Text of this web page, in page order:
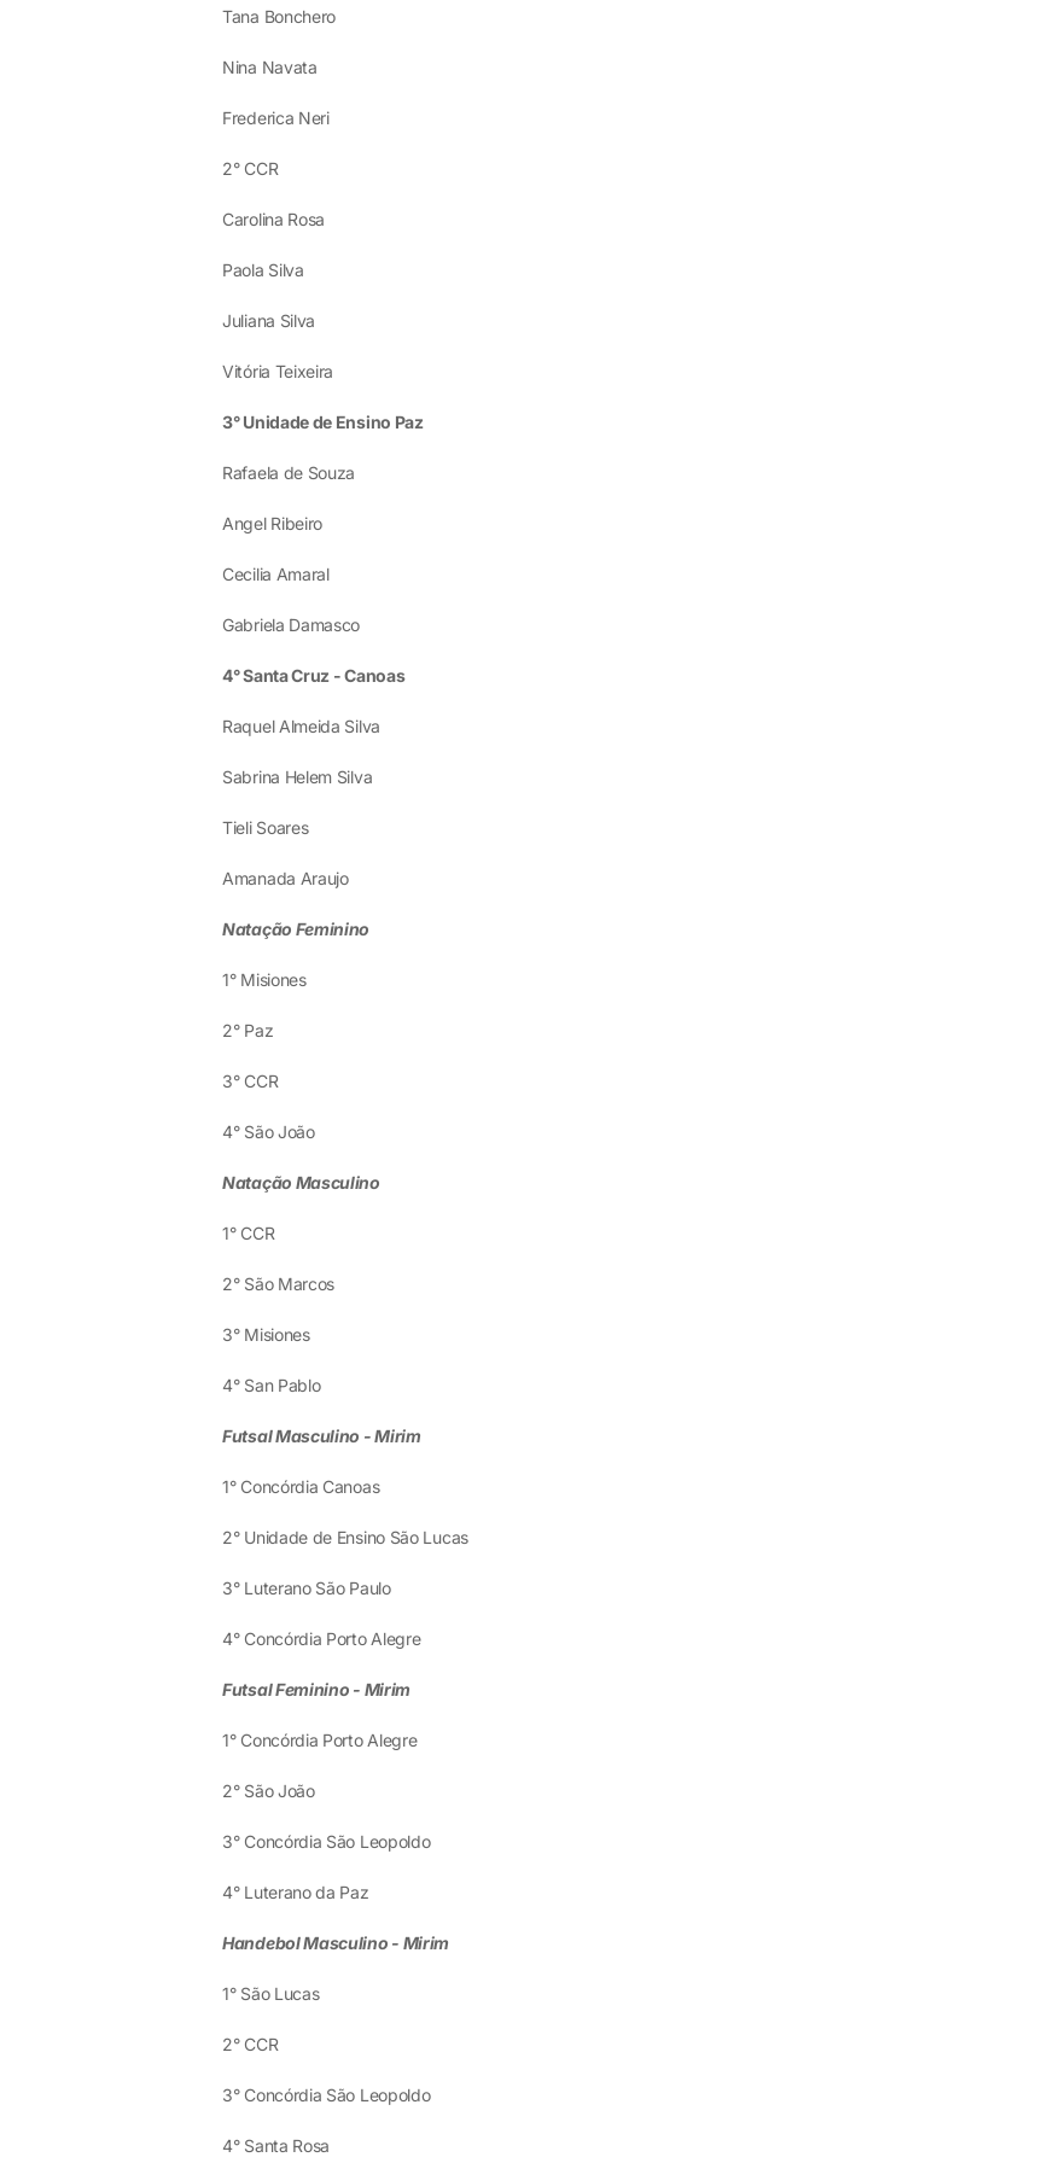
Tana Bonchero
Nina Navata
Frederica Neri
2° CCR
Carolina Rosa
Paola Silva
Juliana Silva
Vitória Teixeira
3° Unidade de Ensino Paz
Rafaela de Souza
Angel Ribeiro
Cecilia Amaral
Gabriela Damasco
4° Santa Cruz - Canoas
Raquel Almeida Silva
Sabrina Helem Silva
Tieli Soares
Amanada Araujo
Natação Feminino
1° Misiones
2° Paz
3° CCR
4° São João
Natação Masculino
1° CCR
2° São Marcos
3° Misiones
4° San Pablo
Futsal Masculino - Mirim
1° Concórdia Canoas
2° Unidade de Ensino São Lucas
3° Luterano São Paulo
4° Concórdia Porto Alegre
Futsal Feminino - Mirim
1° Concórdia Porto Alegre
2° São João
3° Concórdia São Leopoldo
4° Luterano da Paz
Handebol Masculino - Mirim
1° São Lucas
2° CCR
3° Concórdia São Leopoldo
4° Santa Rosa